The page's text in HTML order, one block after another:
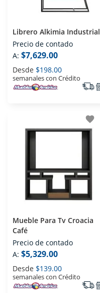
Librero Alkimia Industrial
Precio de contado
A: $7,629.00
Desde $198.00
semanales con Crédito
favorite
Mueble Para Tv Croacia
Café
Precio de contado
A: $5,329.00
Desde $139.00
semanales con Crédito